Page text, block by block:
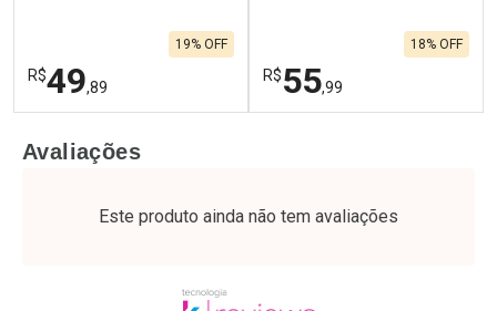
R$49,89
19% OFF
Laboratório
Por Menos
R$55,99
18% OFF
Laboratório
Por Menos
Avaliações
Este produto ainda não tem avaliações